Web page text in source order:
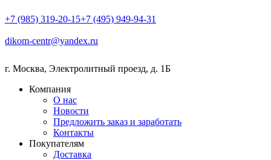
+7 (985) 319-20-15+7 (495) 949-94-31
dikom-centr@yandex.ru
г. Москва, Электролитный проезд, д. 1Б
Компания
О нас
Новости
Предложить заказ и заработать
Контакты
Покупателям
Доставка